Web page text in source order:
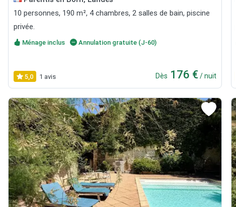
10 personnes, 190 m², 4 chambres, 2 salles de bain, piscine
privée.
Ménage inclus Annulation gratuite (J-60)
5,0 1 avis Dès 176 € / nuit